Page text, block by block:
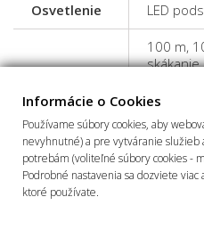
Osvetlenie LED
voči vode
100 m,
skákanie
korunkou
Dátum Áno
Stopky
Informácie o Cookies
Používame súbory cookies, aby
nevyhnutné) a pre vytváranie služieb
potrebám (voliteľné súbory cookies -
Podrobné nastavenia sa dozviete
ktoré používate.